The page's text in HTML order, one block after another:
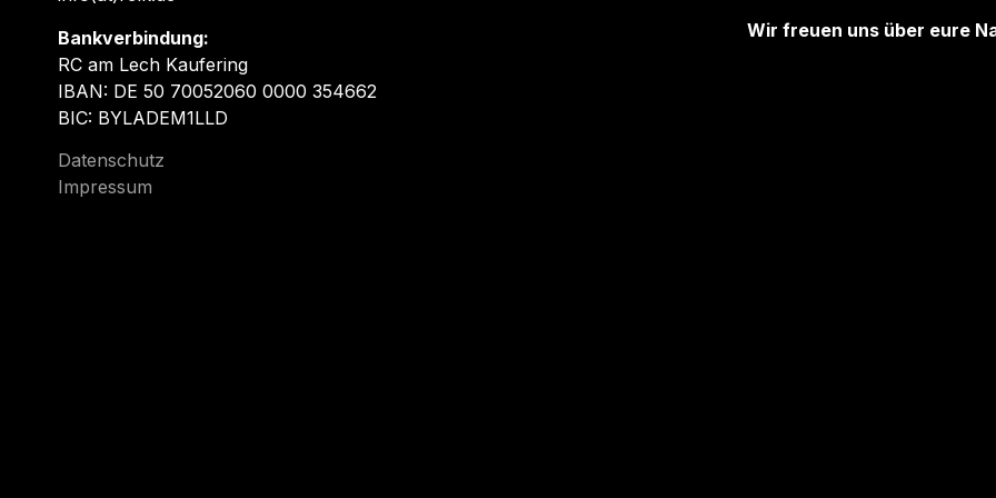
Bankverbindung:
RC am Lech Kaufering
IBAN: DE 50 70052060 0000 354662
BIC: BYLADEM1LLD
Datenschutz
Impressum
Wir freuen uns über eure